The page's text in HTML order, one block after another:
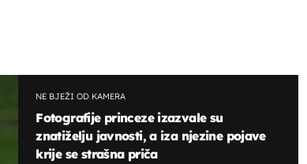
NE BJEŽI OD KAMERA
Fotografije princeze izazvale su
znatiželju javnosti, a iza njezine pojave
krije se strašna priča